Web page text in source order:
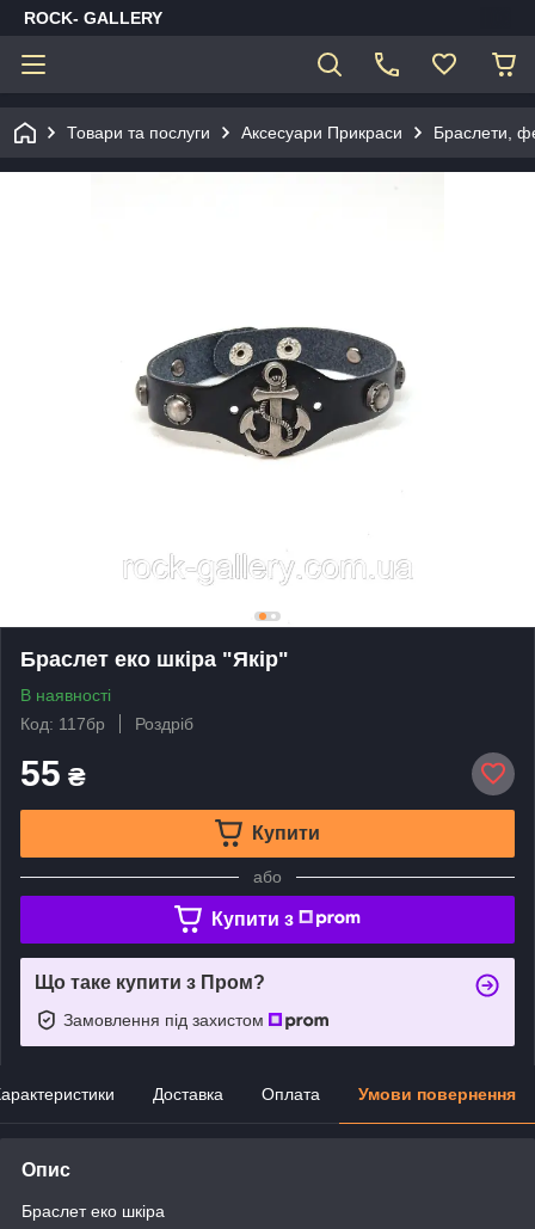
ROCK- GALLERY
Товари та послуги Аксесуари Прикраси Браслети,
Браслет еко шкіра "Якiр"
В наявності
Код: 117бр
Роздріб
55 ₴
Купити
або
Купити з
Що таке купити з Пром?
Замовлення під захистом
Доставка Оплата Умови повернення
Опис
Браслет еко шкіра